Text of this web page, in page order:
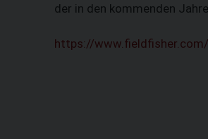
der in den kommenden
https://